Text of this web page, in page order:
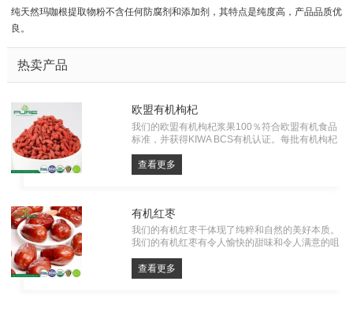
纯天然玛咖根提取物粉不含任何防腐剂和添加剂，其特点是纯度高，产品品质优
良。
热卖产品
欧盟有机枸杞
我们的欧盟有机枸杞浆果100％符合欧盟有机食品
标准，并获得KIWA BCS有机认证。每批有机枸杞
都必须经过农药残留，重金属和微生物的检测。一
切从源头，有自己的工厂。
查看更多
有机红枣
我们的有机红枣干体现了纯粹和自然的美好本质。
我们的有机红枣有令人愉快的甜味和令人满意的咀
素、矿物质和抗氧化剂的营养零食。使用我们优质
的有机红枣干，享受大自然的真实味道。
查看更多